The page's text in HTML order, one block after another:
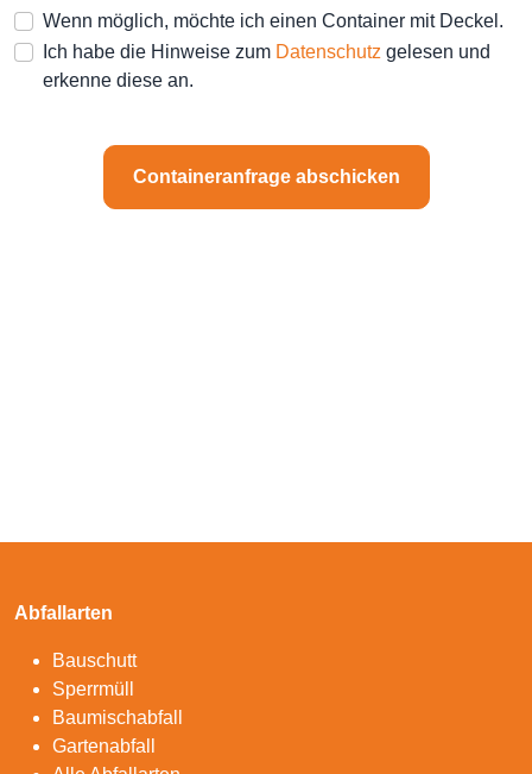
Wenn möglich, möchte ich einen Container mit Deckel.
Ich habe die Hinweise zum Datenschutz gelesen und
erkenne diese an.
Containeranfrage abschicken
Abfallarten
Bauschutt
Sperrmüll
Baumischabfall
Gartenabfall